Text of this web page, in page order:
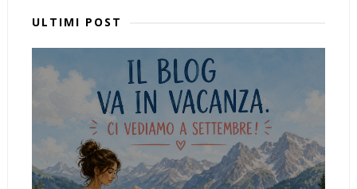
ULTIMI POST